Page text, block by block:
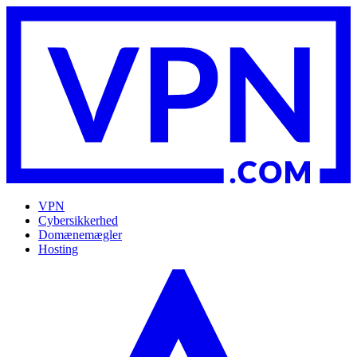
VPN
Cybersikkerhed
Domænemægler
Hosting